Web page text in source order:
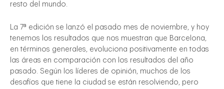
resto del mundo.
La 7ª edición se lanzó el pasado mes de noviembre, y hoy
tenemos los resultados que nos muestran que Barcelona,
en términos generales, evoluciona positivamente en todas
las áreas en comparación con los resultados del año
pasado. Según los líderes de opinión, muchos de los
desafíos que tiene la ciudad se están resolviendo, pero